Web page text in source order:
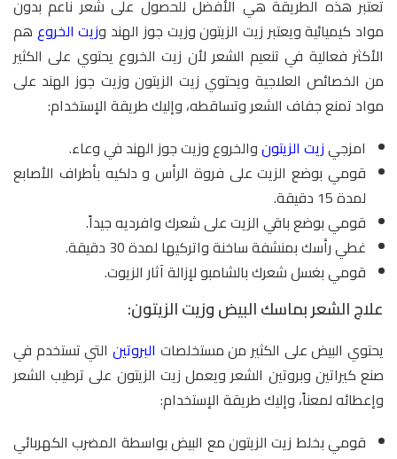
تعتبر هذه الطريقة هي الأفضل للحصول على شعر ناعم بدون
مواد كيميائية ويعتبر زيت الزيتون وزيت جوز الهند وزيت الخروع هم
الأكثر فعالية في تنعيم الشعر لأن زيت الخروع يحتوي على الكثير
من الخصائص العلاجية ويحتوي زيت الزيتون وزيت جوز الهند على
مواد تمنع جفاف الشعر وتساقطه، وإليك طريقة الإستخدام:
امزجيزيت الزيتونوالخروع وزيت جوز الهند في وعاء.
قومي بوضع الزيت على فروة الرأس و دلكيه بأطراف الأصابع
لمدة 15 دقيقة.
قومي بوضع باقي الزيت على شعرك وافرديه جيداً.
غطي رأسك بمنشفة ساخنة واتركيها لمدة 30 دقيقة.
قومي بغسل شعرك بالشامبو لإزالة آثار الزيوت.
علاج الشعر بماسك البيض وزيت الزيتون:
يحتوي البيض على الكثير من مستخلصات البروتين التي تستخدم في
صنع كيراتين وبروتين الشعر ويعمل زيت الزيتون على ترطيب الشعر
وإعطائه لمعناً، وإليك طريقة الإستخدام:
قومي بخلط زيت الزيتون مع البيض بواسطة المضرب الكهربائي